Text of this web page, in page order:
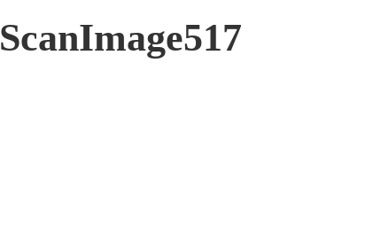
ScanImage517